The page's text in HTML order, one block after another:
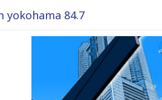
yokohama 84.7